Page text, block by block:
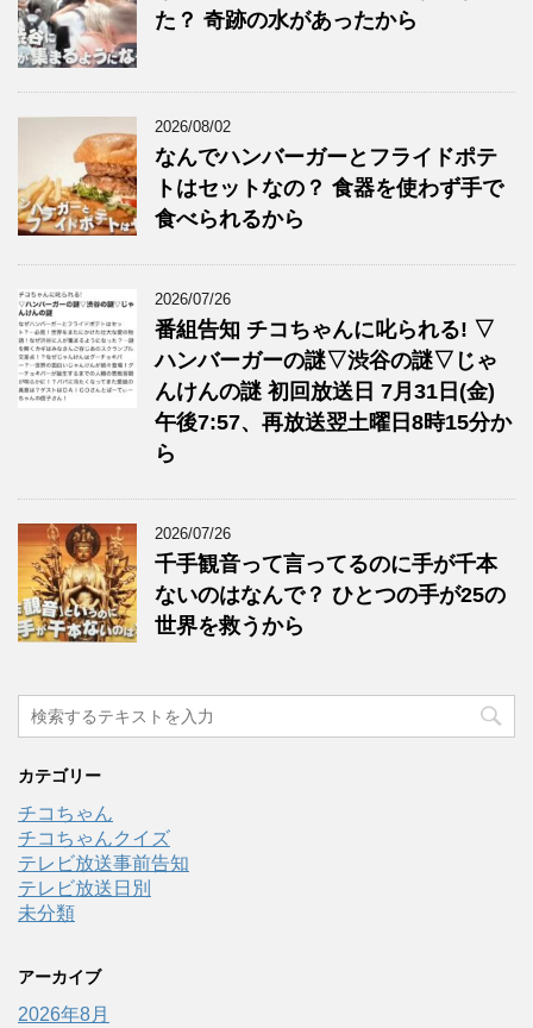
た？ 奇跡の水があったから
2026/08/02
なんでハンバーガーとフライドポテ
トはセットなの？ 食器を使わず手で
食べられるから
2026/07/26
番組告知 チコちゃんに叱られる! ▽
ハンバーガーの謎▽渋谷の謎▽じゃ
んけんの謎 初回放送日 7月31日(金)
午後7:57、再放送翌土曜日8時15分か
ら
2026/07/26
千手観音って言ってるのに手が千本
ないのはなんで？ ひとつの手が25の
世界を救うから
カテゴリー
チコちゃん
チコちゃんクイズ
テレビ放送事前告知
テレビ放送日別
未分類
アーカイブ
2026年8月